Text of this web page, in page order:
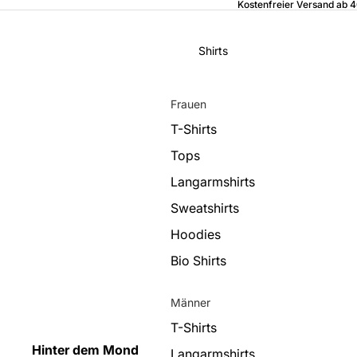
Kostenfreier Versand ab
Hinter dem Mond
Shirts
Frauen
T-Shirts
Tops
Langarmshirts
Sweatshirts
Hoodies
Bio Shirts
Männer
T-Shirts
Langarmshirts